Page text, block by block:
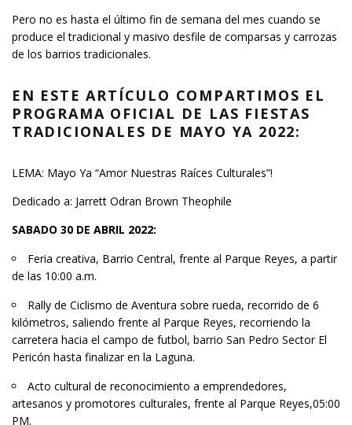
Pero no es hasta el último fin de semana del mes cuando se
produce el tradicional y masivo desfile de comparsas y carrozas
de los barrios tradicionales.
EN ESTE ARTÍCULO COMPARTIMOS EL
PROGRAMA OFICIAL DE LAS FIESTAS
TRADICIONALES DE MAYO YA 2022:
LEMA: Mayo Ya “Amor Nuestras Raíces Culturales”!
Dedicado a: Jarrett Odran Brown Theophile
SABADO 30 DE ABRIL 2022:
Feria creativa, Barrio Central, frente al Parque Reyes, a partir
de las 10:00 a.m.
Rally de Ciclismo de Aventura sobre rueda, recorrido de 6
kilómetros, saliendo frente al Parque Reyes, recorriendo la
carretera hacia el campo de futbol, barrio San Pedro Sector El
Pericón hasta finalizar en la Laguna.
Acto cultural de reconocimiento a emprendedores,
artesanos y promotores culturales, frente al Parque Reyes,05:00
PM.